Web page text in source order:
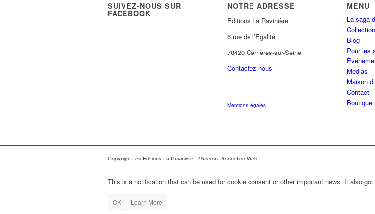
SUIVEZ-NOUS SUR
FACEBOOK
NOTRE ADRESSE
Editions La Ravinière
6,rue de l’Egalité
78420 Carrières-sur-Seine
Contactez-nous
Mentions légales
MENU
La saga
Collection
Blog
Pour les
Medias
Maison
Contact
Boutique
Copyright Les Editions La Ravinière - Masson Production Web
This is a notification that can be used for cookie consent or other important news. It also
OK Learn More